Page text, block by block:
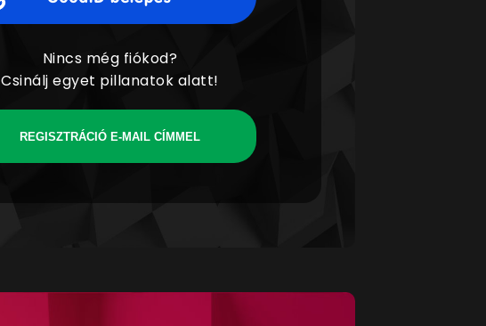
Nincs még fiókod?
Csinálj egyet pillanatok alatt!
REGISZTRÁCIÓ E-MAIL CÍMMEL